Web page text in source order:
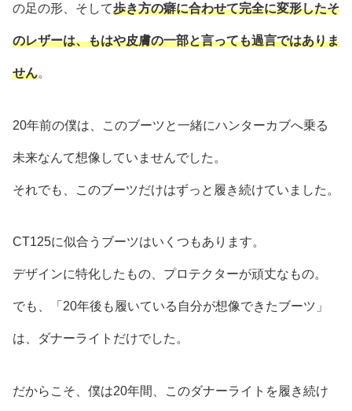
の足の形、そして歩き方の癖に合わせて完全に変形したそ
のレザーは、もはや皮膚の一部と言っても過言ではありま
せん。
20年前の僕は、このブーツと一緒にハンターカブへ乗る
未来なんて想像していませんでした。
それでも、このブーツだけはずっと履き続けていました。
CT125に似合うブーツはいくつもあります。
デザインに特化したもの、プロテクターが頑丈なもの。
でも、「20年後も履いている自分が想像できたブーツ」
は、ダナーライトだけでした。
だからこそ、僕は20年間、このダナーライトを履き続け